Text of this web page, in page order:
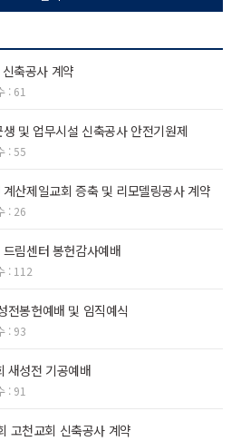
축공사 계약
: 61
및 업무시설 신축공사 안전기원제
: 55
산제일교회 증축 및 리모델링공사 계약
: 26
림센터 봉헌감사예배
: 112
전봉헌예배 및 임직예식
: 93
새성전 기공예배
: 91
고천교회 신축공사 계약